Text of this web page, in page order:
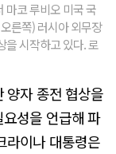
마코 루비오 미국 국
른쪽) 러시아 외무장
을 시작하고 있다. 로
양자 종전 협상을
성을 언급해 파
라이나 대통령은